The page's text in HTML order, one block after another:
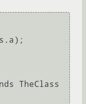
TheClass